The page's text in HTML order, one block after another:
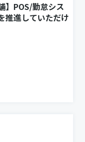
】POS/勤怠シス
推進していただけ